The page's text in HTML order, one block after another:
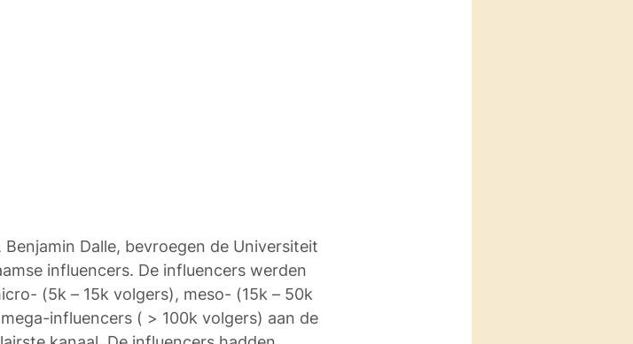
Dalle, bevroegen de Universiteit
influencers. De influencers werden
(5k – 15k volgers), meso- (15k – 50k
influencers ( > 100k volgers) aan de